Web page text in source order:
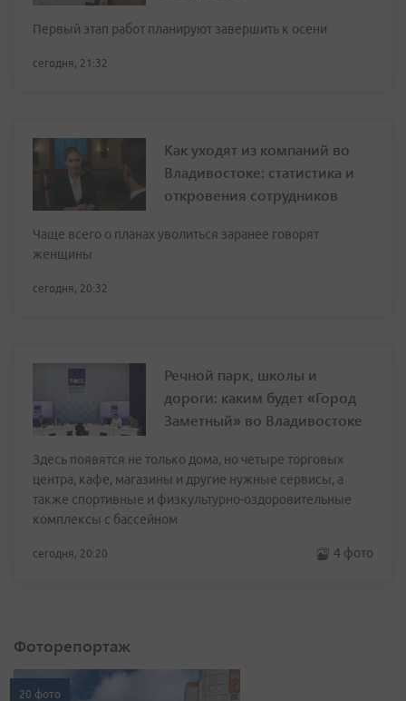
Первый этап работ планируют завершить к осени
сегодня, 21:32
Как уходят из компаний во
Владивостоке: статистика и
откровения сотрудников
Чаще всего о планах уволиться заранее говорят
женщины
сегодня, 20:32
Речной парк, школы и
дороги: каким будет «Город
Заметный» во Владивостоке
Здесь появятся не только дома, но четыре торговых
центра, кафе, магазины и другие нужные сервисы, а
также спортивные и физкультурно-оздоровительные
комплексы с бассейном
сегодня, 20:20 4 фото
Фоторепортаж
20 фото